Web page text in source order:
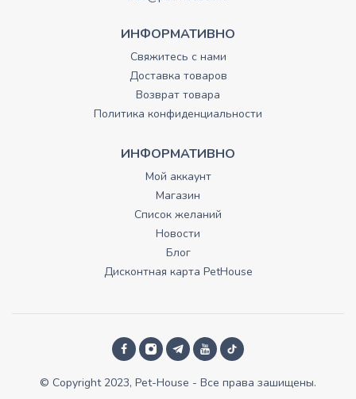
ИНФОРМАТИВНО
Свяжитесь с нами
Доставка товаров
Возврат товара
Политика конфиденциальности
ИНФОРМАТИВНО
Мой аккаунт
Магазин
Список желаний
Новости
Блог
Дисконтная карта PetHouse
© Copyright 2023, Pet-House - Все права зашищены.